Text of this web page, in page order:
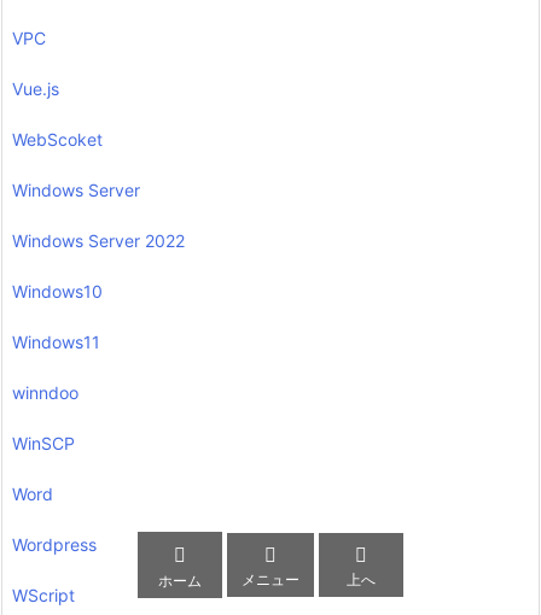
VPC
Vue.js
WebScoket
Windows Server
Windows Server 2022
Windows10
Windows11
winndoo
WinSCP
Word
Wordpress
WScript

ホーム

メニュー

上へ